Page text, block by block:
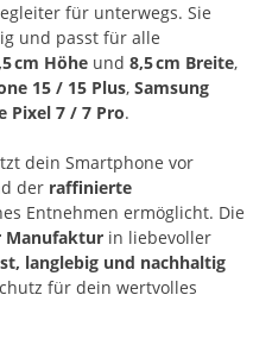
für unterwegs. Sie
und passt für alle
cm Höhe und8,5 cm Breite,
15 / 15 Plus,Samsung
Pixel 7 / 7 Pro.
dein Smartphone vor
der raffinierte
Entnehmen ermöglicht. Die
Manufaktur in liebevoller
langlebig und nachhaltig
für dein wertvolles